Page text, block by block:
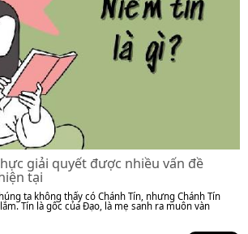
giải quyết được nhiều vấn đề
tại
ta không thấy có Chánh Tín, nhưng Chánh Tín
Tín là gốc của Đạo, là mẹ sanh ra muôn vàn